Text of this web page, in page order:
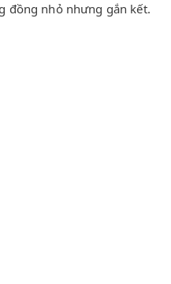
đồng nhỏ nhưng gắn kết.